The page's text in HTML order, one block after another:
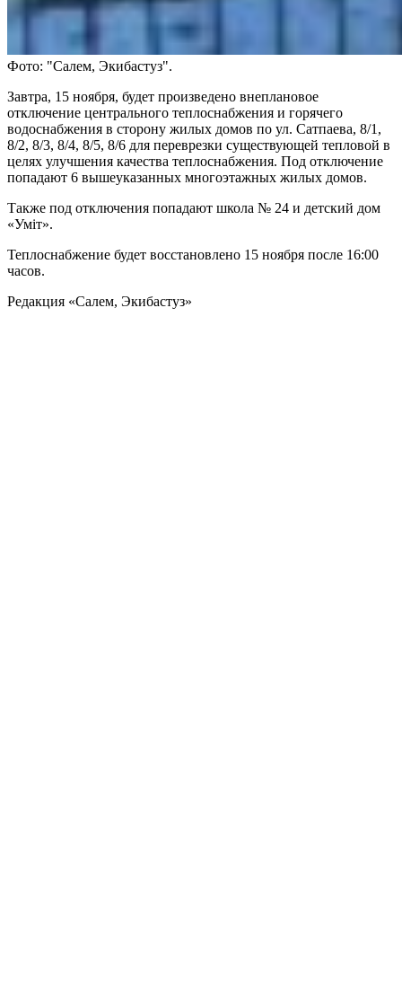
Фото: "Салем, Экибастуз".
Завтра, 15 ноября, будет произведено внеплановое
отключение центрального теплоснабжения и горячего
водоснабжения в сторону жилых домов по ул. Сатпаева, 8/1,
8/2, 8/3, 8/4, 8/5, 8/6 для переврезки существующей тепловой в
целях улучшения качества теплоснабжения. Под отключение
попадают 6 вышеуказанных многоэтажных жилых домов.
Также под отключения попадают школа № 24 и детский дом
«Умiт».
Теплоснабжение будет восстановлено 15 ноября после 16:00
часов.
Редакция «Салем, Экибастуз»